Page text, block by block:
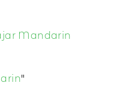
Mandarin
"